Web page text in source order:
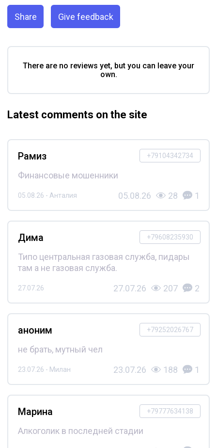
Share Give feedback
There are no reviews yet, but you can leave your
own.
Latest comments on the site
+79104342734
Рамиз
Финансовые мошенники
05.08.26 - Анталия 05.08.26 28 1
+79608235930
Дима
Типо центральная газовая служба, пидары
там а не газовая служба.
27.07.26 27.07.26 207 2
+79252026767
аноним
не брать, мутный чел
23.07.26 - Милан 23.07.26 188 1
+79777634138
Марина
Алкоголик в последней стадии